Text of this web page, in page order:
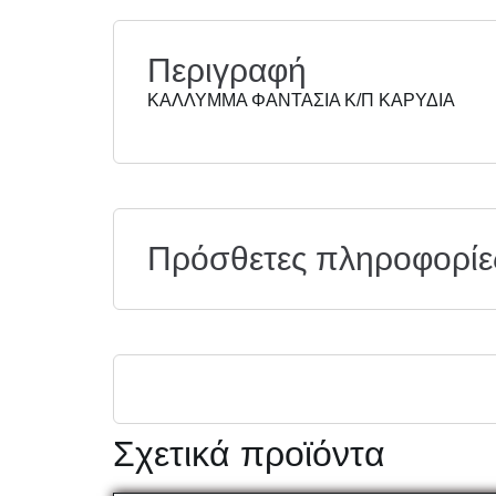
Περιγραφή
ΚΑΛΛΥΜΜΑ ΦΑΝΤΑΣΙΑ Κ/Π ΚΑΡΥΔΙΑ
Πρόσθετες
Σχετικά προϊόντα